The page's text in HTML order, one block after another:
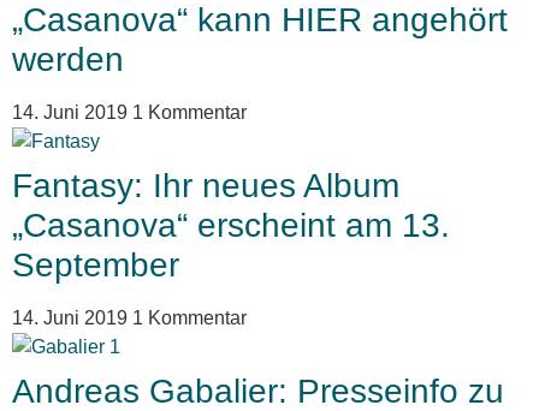
„Casanova“ kann HIER angehört
werden
14. Juni 2019 1 Kommentar
Fantasy: Ihr neues Album
„Casanova“ erscheint am 13.
September
14. Juni 2019 1 Kommentar
Andreas Gabalier: Presseinfo zu